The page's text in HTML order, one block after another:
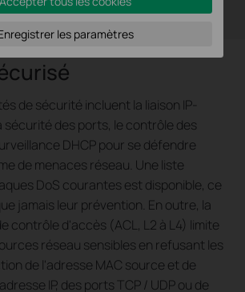
En savoir plus >>
de sécurité incluent la liaison IP-
sécurité des ports, le contrôle des
DHCP pour se défendre
de menaces réseau. Une liste
DoS courantes est disponible, ce
jamais leur prévention. En outre, la
contrôle d'accès (ACL, L2 à L4) limite
réseau sensibles en refusant les
de l'adresse MAC source et de
IP, des ports TCP / UDP ou de
les paramètres